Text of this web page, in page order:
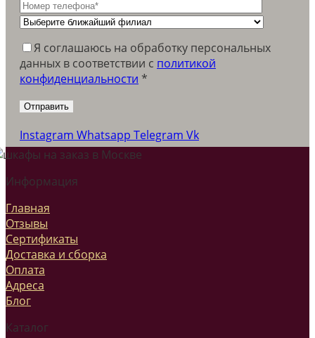
Я соглашаюсь на обработку персональных
данных в соответствии c политикой
конфиденциальности *
Instagram Whatsapp Telegram Vk
Информация
Главная
Отзывы
Сертификаты
Доставка и сборка
Оплата
Адреса
Блог
Каталог